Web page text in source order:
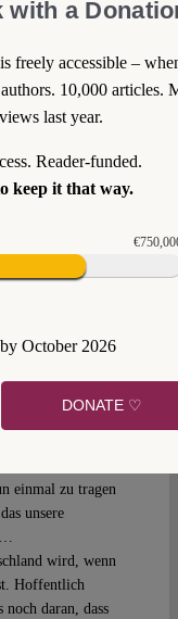
Haltung zur
die Tendenz
Urquell der
Gerichten ohne
zu halten
einmal zu tragen
unsere
wird, wenn
Hoffentlich
noch daran, dass
with a
freely accessible –
10,000 articles.
last year.
Reader-funded.
keep it that way.
October 2026
DONATE ♡